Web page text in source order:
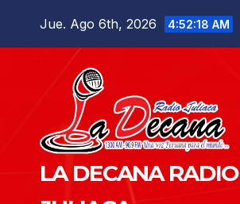
Jue. Ago 6th, 2026 4:52:19 AM
LA DECANA RADIO